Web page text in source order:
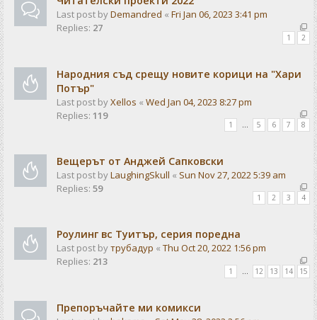
Last post byDemandred « Fri Jan 06, 2023 3:41 pm
Replies: 27
1 2
Народния съд срещу новите корици на "Хари
Потър"
Last post byXellos « Wed Jan 04, 2023 8:27 pm
Replies: 119
1 … 5 6 7 8
Вещерът от Анджей Сапковски
Last post byLaughingSkull « Sun Nov 27, 2022 5:39 am
Replies: 59
1 2 3 4
Роулинг вс Туитър, серия поредна
Last post byтрубадур « Thu Oct 20, 2022 1:56 pm
Replies: 213
1 12 13 14 15
Препоръчайте ми комикси